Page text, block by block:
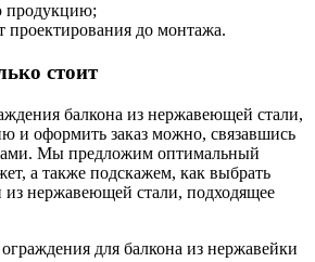
продукцию;
до монтажа.
стоит
балкона из нержавеющей стали,
и оформить заказ можно, связавшись
Мы предложим оптимальный
а также подскажем, как выбрать
из нержавеющей стали, подходящее
для балкона из нержавейки